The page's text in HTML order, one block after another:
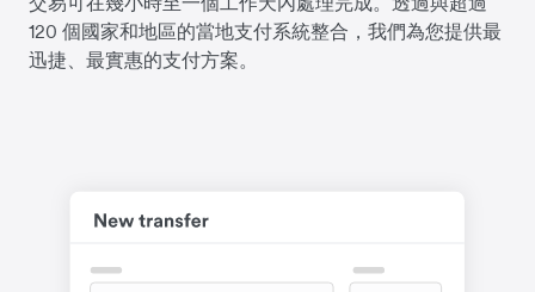
120 個國家和地區的當地支付系統整合，我們為您提供最
迅捷、最實惠的支付方案。